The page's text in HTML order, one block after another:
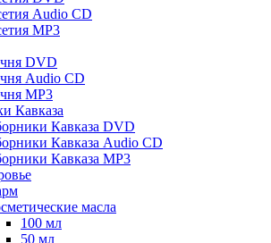
Audio CD
MP3
DVD
Audio CD
MP3
Кавказа
Кавказа DVD
Кавказа Audio CD
Кавказа MP3
масла
100 мл
50 мл